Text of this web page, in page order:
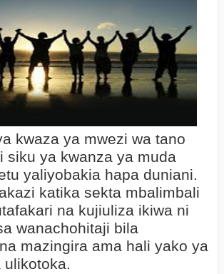
kwaza ya mwezi wa tano
siku ya kwanza ya muda
yaliyobakia hapa duniani.
katika sekta mbalimbali
na kujiuliza ikiwa ni
wanachohitaji bila
mazingira ama hali yako ya
ulikotoka.